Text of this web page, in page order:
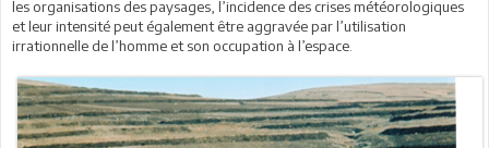
les organisations des paysages, l’incidence des crises météorologiques
et leur intensité peut également être aggravée par l’utilisation
irrationnelle de l’homme et son occupation à l’espace.